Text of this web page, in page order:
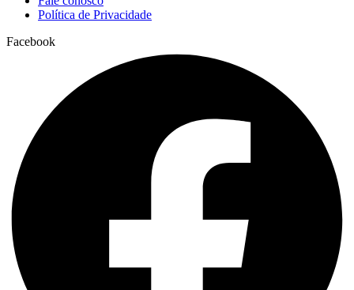
Política de Privacidade
Facebook